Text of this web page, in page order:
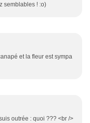
semblables ! :o)
et la fleur est sympa
outrée : quoi ??? <br />